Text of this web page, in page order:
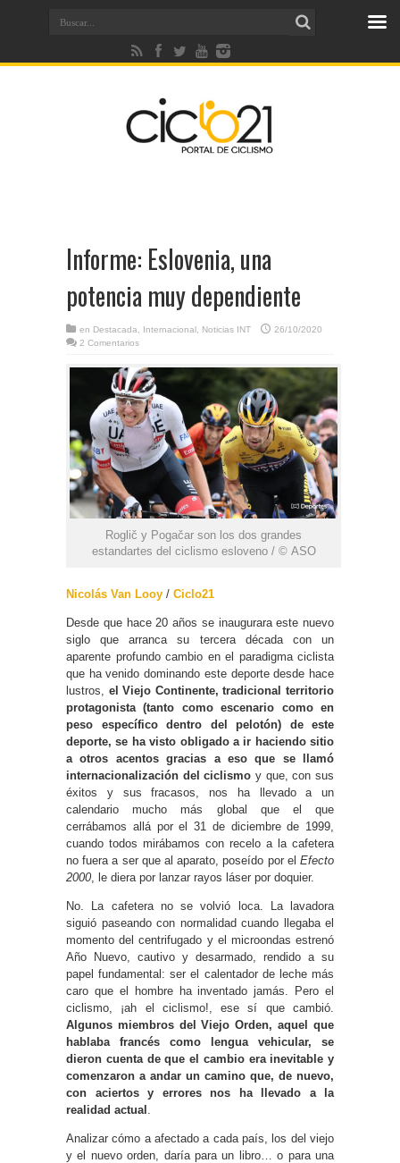
Informe: Eslovenia, una
potencia muy dependiente
en Destacada Internacional Noticias INT
26/10/2020
2 Comentarios
Roglič y Pogačar son los dos grandes
estandartes del ciclismo esloveno / © ASO
Nicolás Van Looy / Ciclo21
Desde que hace 20 años se inaugurara este nuevo
siglo que arranca su tercera década con un
aparente profundo cambio en el paradigma ciclista
que ha venido dominando este deporte desde hace
lustros, el Viejo Continente, tradicional territorio
protagonista (tanto como escenario como en
peso específico dentro del pelotón) de este
deporte, se ha visto obligado a ir haciendo sitio
a otros acentos gracias a eso que se llamó
internacionalización del ciclismo y que, con sus
éxitos y sus fracasos, nos ha llevado a un
calendario mucho más global que el que
cerrábamos allá por el 31 de diciembre de 1999,
cuando todos mirábamos con recelo a la cafetera
no fuera a ser que al aparato, poseído por el Efecto
2000 , le diera por lanzar rayos láser por doquier.
No. La cafetera no se volvió loca. La lavadora
siguió paseando con normalidad cuando llegaba el
momento del centrifugado y el microondas estrenó
Año Nuevo, cautivo y desarmado, rendido a su
papel fundamental: ser el calentador de leche más
caro que el hombre ha inventado jamás. Pero el
ciclismo, ¡ah el ciclismo!, ese sí que cambió.
Algunos miembros del Viejo Orden, aquel que
hablaba francés como lengua vehicular, se
dieron cuenta de que el cambio era inevitable y
comenzaron a andar un camino que, de nuevo,
con aciertos y errores nos ha llevado a la
realidad actual
Analizar cómo a afectado a cada país, los del viejo
y el nuevo orden, daría para un libro… o para una